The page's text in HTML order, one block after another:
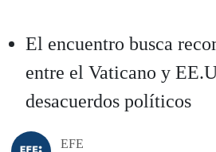
El encuentro busca
entre el Vaticano y
desacuerdos políticos
EFE